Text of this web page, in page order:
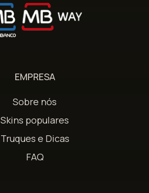
EMPRESA
Sobre nós
Skins populares
Truques e Dicas
FAQ